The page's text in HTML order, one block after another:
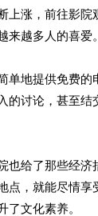
上涨，前往影
来越多人的喜爱。
单地提供免费
的讨论，甚至
也给了那些经
点，就能尽情
了文化素养。